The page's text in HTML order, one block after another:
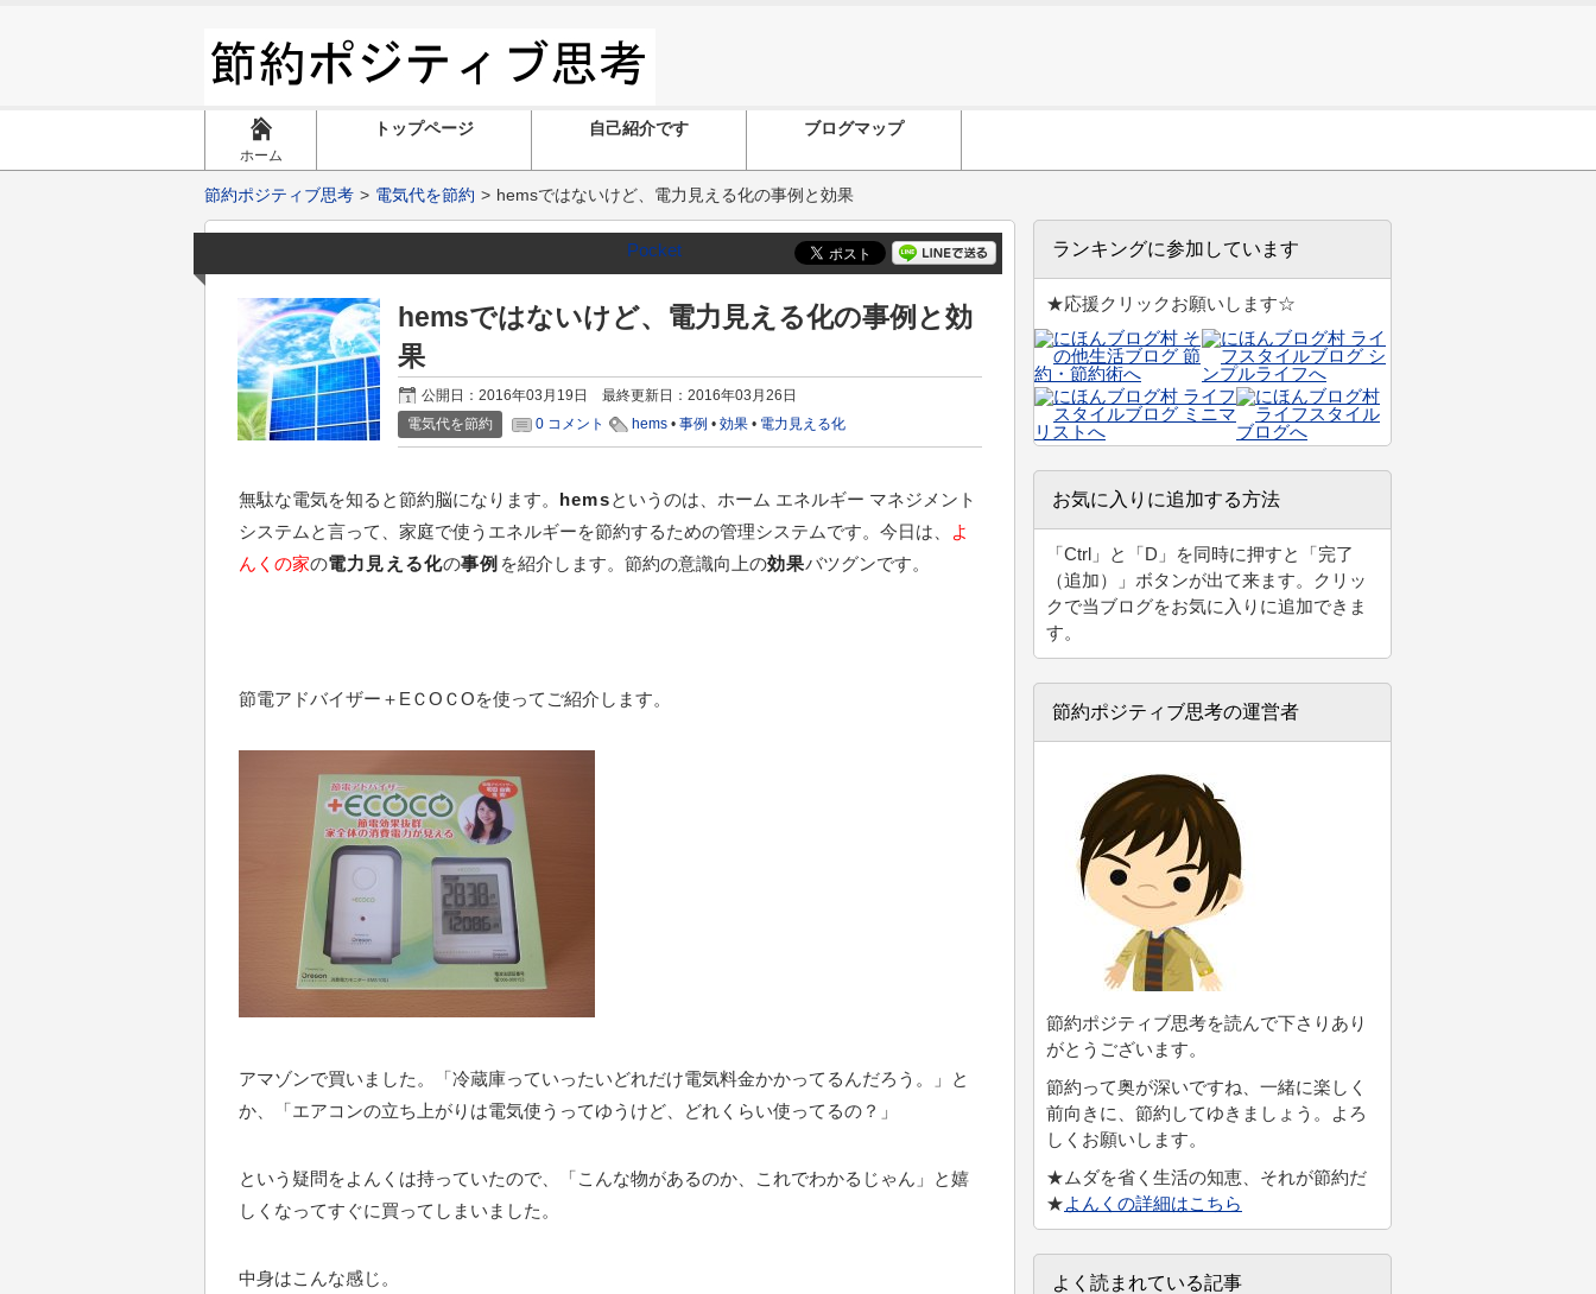
ホーム
トップページ 自己紹介です ブログマップ
節約ポジティブ思考 電気代を節約 hemsではないけど、電力見える化の事例と効果
Pocket
hemsではないけど、電力見える化の事例と効
果
公開日：2016年03月19日 最終更新日：2016年03月26日
電気代を節約
0 コメント hems •事例 •効果 • 電力見える化
無駄な電気を知ると節約脳になります。 hemsというのは、ホーム エネルギー マネジメント
システムと言って、家庭で使うエネルギーを節約するための管理システムです。今日は、
よ
んくの家の電力見える化の事例 を紹介します。節約の意識向上の効果バツグンです。
節電アドバイザー＋EＣOＣOを使ってご紹介します。
アマゾンで買いました。「冷蔵庫っていったいどれだけ電気料金かかってるんだろう。」と
か、「エアコンの立ち上がりは電気使うってゆうけど、どれくらい使ってるの？」
という疑問をよんくは持っていたので、「こんな物があるのか、これでわかるじゃん」と嬉
しくなってすぐに買ってしまいました。
中身はこんな感じ。
ランキングに参加しています
★応援クリックお願いします☆
お気に入りに追加する方法
「Ctrl」と「D」
を同時に押すと「完了
（追加）」ボタンが出て来ます。クリッ
クで当ブログをお気に入りに追加できま
す。
節約ポジティブ思考の運営者
節約ポジティブ思考を読んで下さりあり
がとうございます。
節約って奥が深いですね、一緒に楽しく
前向きに、節約してゆきましょう。よろ
しくお願いします。
★ムダを省く生活の知恵、それが節約だ
★よんくの詳細はこちら
よく読まれている記事